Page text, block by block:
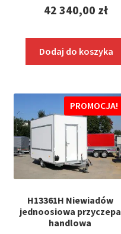
42 340,00 zł
Dodaj do koszyka
H13361H Niewiadów
jednoosiowa przyczepa
handlowa
PROMOCJA!